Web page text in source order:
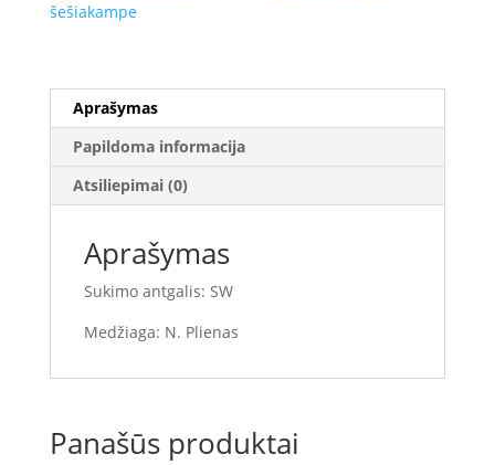
šešiakampe
Aprašymas
Papildoma informacija
Atsiliepimai (0)
Aprašymas
Sukimo antgalis: SW
Medžiaga: N. Plienas
Panašūs produktai